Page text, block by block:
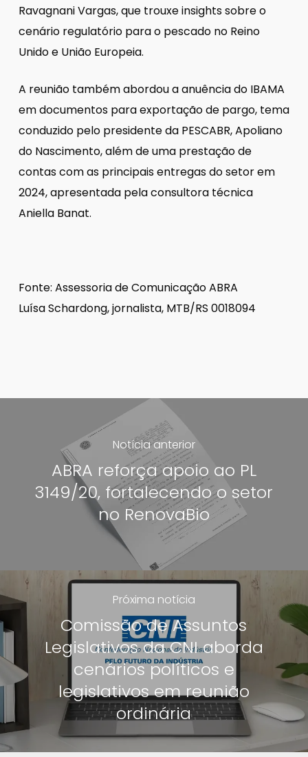
Ravagnani Vargas, que trouxe insights sobre o
cenário regulatório para o pescado no Reino
Unido e União Europeia.
A reunião também abordou a anuência do IBAMA
em documentos para exportação de pargo, tema
conduzido pelo presidente da PESCABR, Apoliano
do Nascimento, além de uma prestação de
contas com as principais entregas do setor em
2024, apresentada pela consultora técnica
Aniella Banat.
Fonte: Assessoria de Comunicação ABRA
Luísa Schardong, jornalista, MTB/RS 0018094
Notícia anterior
ABRA reforça apoio ao PL
3149/20, fortalecendo o setor
no RenovaBio
Próxima notícia
Comissão de Assuntos
Legislativos da CNI aborda
cenários políticos e
legislativos em reunião
ordinária